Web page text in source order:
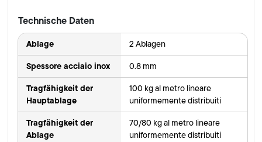
Technische Daten
Ablage 2 Ablagen
Spessore acciaio inox 0.8 mm
Tragfähigkeit der
Hauptablage
100 kg al metro lineare
uniformemente distribuiti
Tragfähigkeit der
Ablage
70/80 kg al metro lineare
uniformemente distribuiti